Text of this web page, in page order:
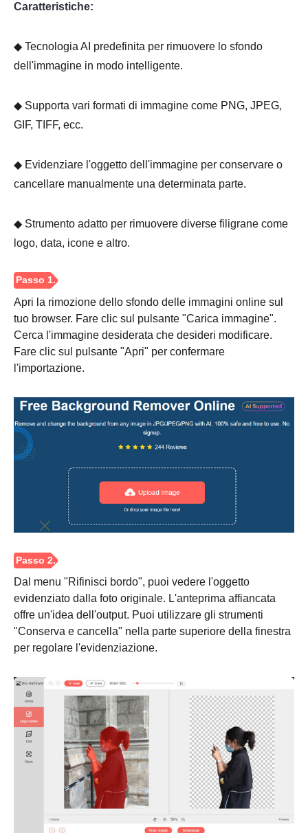
Passo 2.
Caratteristiche:
◆ Tecnologia AI predefinita per rimuovere lo sfondo
dell'immagine in modo intelligente.
◆ Supporta vari formati di immagine come PNG, JPEG,
GIF, TIFF, ecc.
◆ Evidenziare l'oggetto dell'immagine per conservare o
cancellare manualmente una determinata parte.
◆ Strumento adatto per rimuovere diverse filigrane come
logo, data, icone e altro.
Apri la rimozione dello sfondo delle immagini online sul
tuo browser. Fare clic sul pulsante "Carica immagine".
Cerca l'immagine desiderata che desideri modificare.
Fare clic sul pulsante "Apri" per confermare
l'importazione.
Dal menu "Rifinisci bordo", puoi vedere l'oggetto
evidenziato dalla foto originale. L'anteprima affiancata
offre un'idea dell'output. Puoi utilizzare gli strumenti
"Conserva e cancella" nella parte superiore della finestra
per regolare l'evidenziazione.